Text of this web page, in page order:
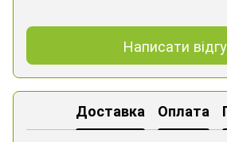
Написати
Доставка Оплата